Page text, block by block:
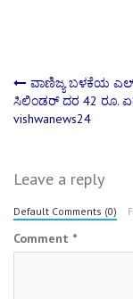
Post
ವಾಣಿಜ್ಯ ಬಳಕೆಯ
ಸಿಲಿಂಡರ್ ದರ 42 ರೂ.
vishwanews24
Leave a reply
Default Comments (0)
Comment *